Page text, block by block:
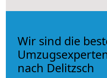
Wir sind die
nach Delitzsch